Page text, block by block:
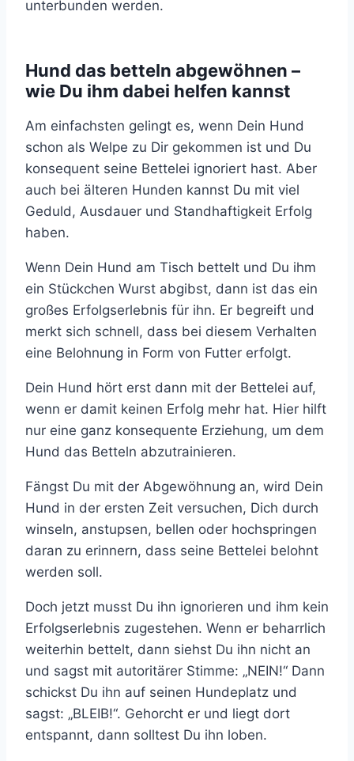
unterbunden werden.
Hund das betteln abgewöhnen –
wie Du ihm dabei helfen kannst
Am einfachsten gelingt es, wenn Dein Hund
schon als Welpe zu Dir gekommen ist und Du
konsequent seine Bettelei ignoriert hast. Aber
auch bei älteren Hunden kannst Du mit viel
Geduld, Ausdauer und Standhaftigkeit Erfolg
haben.
Wenn Dein Hund am Tisch bettelt und Du ihm
ein Stückchen Wurst abgibst, dann ist das ein
großes Erfolgserlebnis für ihn. Er begreift und
merkt sich schnell, dass bei diesem Verhalten
eine Belohnung in Form von Futter erfolgt.
Dein Hund hört erst dann mit der Bettelei auf,
wenn er damit keinen Erfolg mehr hat. Hier hilft
nur eine ganz konsequente Erziehung, um dem
Hund das Betteln abzutrainieren.
Fängst Du mit der Abgewöhnung an, wird Dein
Hund in der ersten Zeit versuchen, Dich durch
winseln, anstupsen, bellen oder hochspringen
daran zu erinnern, dass seine Bettelei belohnt
werden soll.
Doch jetzt musst Du ihn ignorieren und ihm kein
Erfolgserlebnis zugestehen. Wenn er beharrlich
weiterhin bettelt, dann siehst Du ihn nicht an
und sagst mit autoritärer Stimme: „NEIN!“ Dann
schickst Du ihn auf seinen Hundeplatz und
sagst: „BLEIB!“. Gehorcht er und liegt dort
entspannt, dann solltest Du ihn loben.